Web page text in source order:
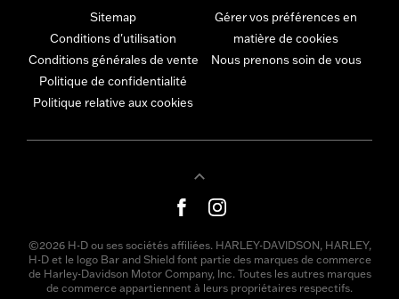
Sitemap
Conditions d'utilisation
Conditions générales de vente
Politique de confidentialité
Politique relative aux cookies
Gérer vos préférences en
matière de cookies
Nous prenons soin de vous
©2026 H-D ou ses sociétés affiliées. HARLEY-DAVIDSON, HARLEY,
H-D et le logo Bar and Shield font partie des marques de commerce
de Harley-Davidson Motor Company, Inc. Toutes les autres marques
de commerce appartiennent à leurs propriétaires respectifs.